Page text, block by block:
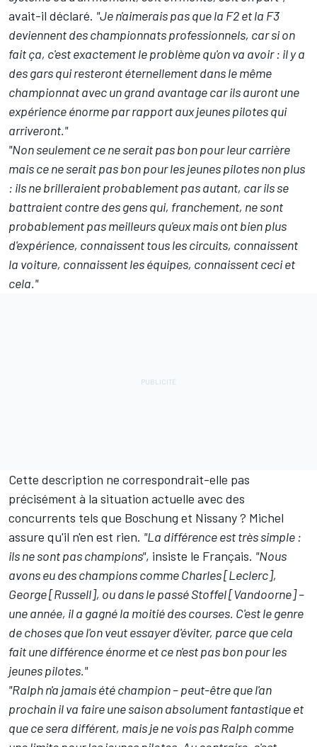
avait-il déclaré. "Je n'aimerais pas que la F2 et la F3
deviennent des championnats professionnels, car si on
fait ça, c'est exactement le problème qu'on va avoir : il y a
des gars qui resteront éternellement dans le même
championnat avec un grand avantage car ils auront une
expérience énorme par rapport aux jeunes pilotes qui
arriveront."
"Non seulement ce ne serait pas bon pour leur carrière
mais ce ne serait pas bon pour les jeunes pilotes non plus
: ils ne brilleraient probablement pas autant, car ils se
battraient contre des gens qui, franchement, ne sont
probablement pas meilleurs qu'eux mais ont bien plus
d'expérience, connaissent tous les circuits, connaissent
la voiture, connaissent les équipes, connaissent ceci et
cela."
Cette description ne correspondrait-elle pas
précisément à la situation actuelle avec des
concurrents tels que Boschung et Nissany ? Michel
assure qu'il n'en est rien. "La différence est très simple :
ils ne sont pas champions", insiste le Français. "Nous
avons eu des champions comme Charles [Leclerc],
George [Russell], ou dans le passé Stoffel [Vandoorne] –
une année, il a gagné la moitié des courses. C'est le genre
de choses que l'on veut essayer d'éviter, parce que cela
fait une différence énorme et ce n'est pas bon pour les
jeunes pilotes."
"Ralph n'a jamais été champion – peut-être que l'an
prochain il va faire une saison absolument fantastique et
que ce sera différent, mais je ne vois pas Ralph comme